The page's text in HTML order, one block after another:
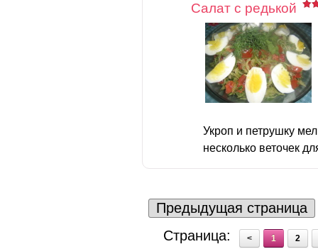
Салат с редькой
Укроп и петрушку
несколько веточек
Предыдущая страница
Страница:
< 1 2